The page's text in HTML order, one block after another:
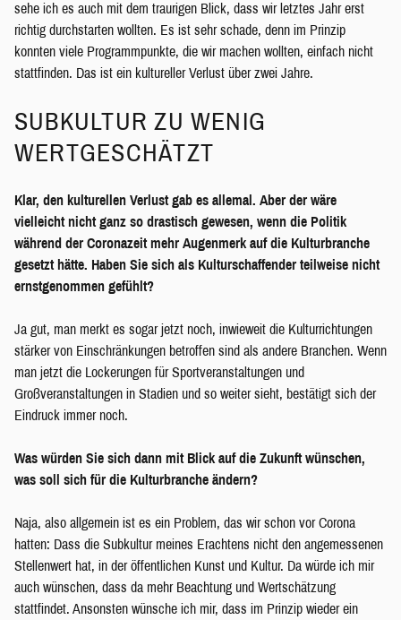
sehe ich es auch mit dem traurigen Blick, dass wir letztes Jahr erst
richtig durchstarten wollten. Es ist sehr schade, denn im Prinzip
konnten viele Programmpunkte, die wir machen wollten, einfach nicht
stattfinden. Das ist ein kultureller Verlust über zwei Jahre.
SUBKULTUR ZU WENIG
WERTGESCHÄTZT
Klar, den kulturellen Verlust gab es allemal. Aber der wäre
vielleicht nicht ganz so drastisch gewesen, wenn die Politik
während der Coronazeit mehr Augenmerk auf die Kulturbranche
gesetzt hätte. Haben Sie sich als Kulturschaffender teilweise nicht
ernstgenommen gefühlt?
Ja gut, man merkt es sogar jetzt noch, inwieweit die Kulturrichtungen
stärker von Einschränkungen betroffen sind als andere Branchen. Wenn
man jetzt die Lockerungen für Sportveranstaltungen und
Großveranstaltungen in Stadien und so weiter sieht, bestätigt sich der
Eindruck immer noch.
Was würden Sie sich dann mit Blick auf die Zukunft wünschen,
was soll sich für die Kulturbranche ändern?
Naja, also allgemein ist es ein Problem, das wir schon vor Corona
hatten: Dass die Subkultur meines Erachtens nicht den angemessenen
Stellenwert hat, in der öffentlichen Kunst und Kultur. Da würde ich mir
auch wünschen, dass da mehr Beachtung und Wertschätzung
stattfindet. Ansonsten wünsche ich mir, dass im Prinzip wieder ein